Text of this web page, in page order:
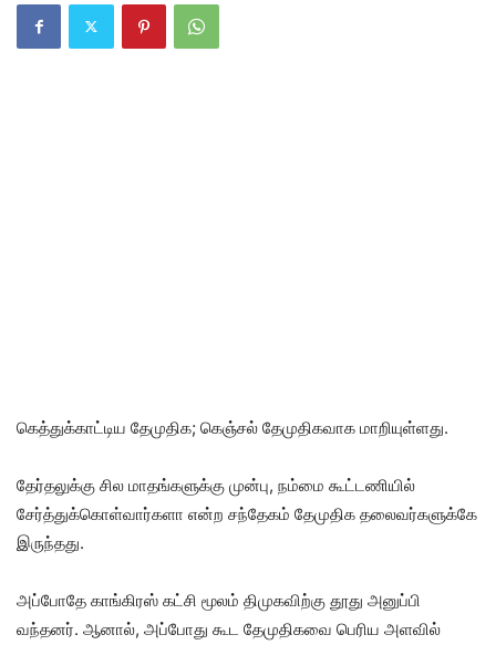
கெத்துக்காட்டிய தேமுதிக; கெஞ்சல் தேமுதிகவாக மாறியுள்ளது.
தேர்தலுக்கு சில மாதங்களுக்கு முன்பு, நம்மை கூட்டணியில்
சேர்த்துக்கொள்வார்களா என்ற சந்தேகம் தேமுதிக தலைவர்களுக்கே
இருந்தது.
அப்போதே காங்கிரஸ் கட்சி மூலம் திமுகவிற்கு தூது அனுப்பி
வந்தனர். ஆனால், அப்போது கூட தேமுதிகவை பெரிய அளவில்